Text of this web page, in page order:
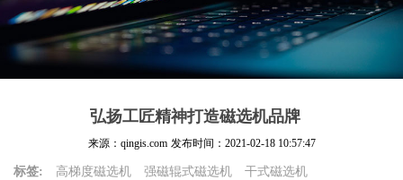
弘扬工匠精神打造磁选机品牌
来源：qingis.com 发布时间： 2021-02-18 10:57:47
标签: 高梯度磁选机 强磁辊式磁选机 干式磁选机